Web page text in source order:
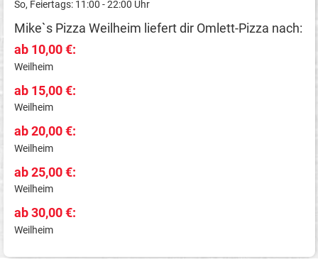
So, Feiertags: 11:00 - 22:00 Uhr
Mike`s Pizza Weilheim liefert dir Omlett-Pizza nach:
ab 10,00 €:
Weilheim
ab 15,00 €:
Weilheim
ab 20,00 €:
Weilheim
ab 25,00 €:
Weilheim
ab 30,00 €:
Weilheim